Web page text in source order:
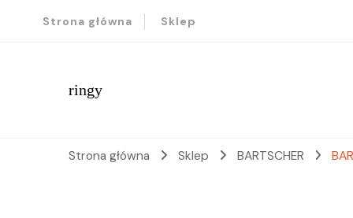
Strona główna Sklep
ringy
Strona główna Sklep BARTSCHER